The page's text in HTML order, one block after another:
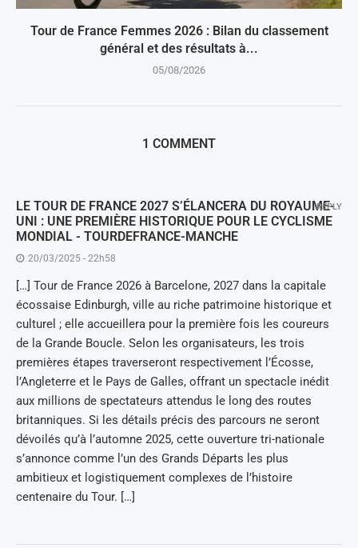
Tour de France Femmes 2026 : Bilan du classement
général et des résultats à...
05/08/2026
1 COMMENT
LE TOUR DE FRANCE 2027 S’ÉLANCERA DU ROYAUME-
UNI : UNE PREMIÈRE HISTORIQUE POUR LE CYCLISME
MONDIAL - TOURDEFRANCE-MANCHE
20/03/2025 - 22h58
[…] Tour de France 2026 à Barcelone, 2027 dans la capitale
écossaise Edinburgh, ville au riche patrimoine historique et
culturel ; elle accueillera pour la première fois les coureurs
de la Grande Boucle. Selon les organisateurs, les trois
premières étapes traverseront respectivement l’Écosse,
l’Angleterre et le Pays de Galles, offrant un spectacle inédit
aux millions de spectateurs attendus le long des routes
britanniques. Si les détails précis des parcours ne seront
dévoilés qu’à l’automne 2025, cette ouverture tri-nationale
s’annonce comme l’un des Grands Départs les plus
ambitieux et logistiquement complexes de l’histoire
centenaire du Tour. […]
REPLY